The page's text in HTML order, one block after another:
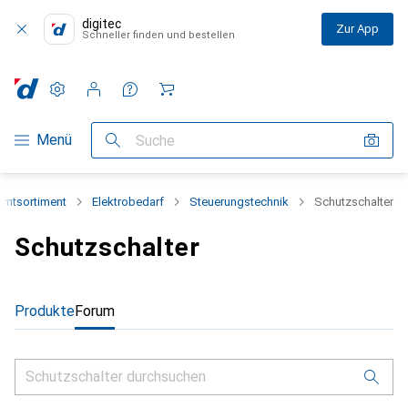
digitec
Schneller finden und bestellen Zur App
Navigation nach Kategorien
Menü Suche
Einstellungen
Kundenkonto
Vergleichslisten
Merklisten
Warenkorb
Elektrobedarf Steuerungstechnik Schutzschalter
Schutzschalter
ProdukteForum